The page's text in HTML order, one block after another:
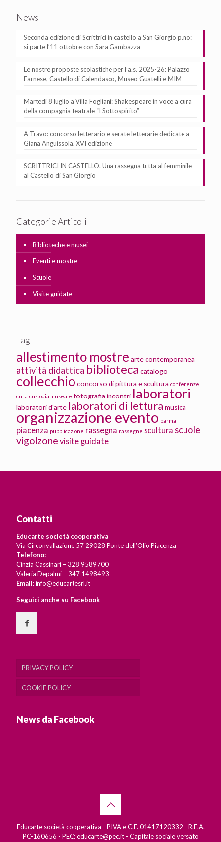
News
Seconda edizione di Scrittrici in castello a San Giorgio p.no:
si parte l’11 ottobre con Sara Gambazza
Le nostre proposte scolastiche per l’a.s. 2025-26: Palazzo
Farnese, Castello di Calendasco, Museo Guatelli e MIM
Martedì 8 luglio a Villa Fogliani: Shakespeare in voce a cura
della compagnia teatrale “I Sottospirito”
A Travo: concorso letterario e serate letterarie dedicate a
Giana Anguissola. XVI edizione
SCRITTRICI IN CASTELLO. Una rassegna tutta al femminile
al Castello di San Giorgio
Categorie Articoli
Biblioteche e musei
Eventi e mostre
Scuole
Visite guidate
Tag
allestimento mostre arte contemporanea
attività didattica biblioteca catalogo
collecchio concorso di pittura e scultura conferenze
cura custodia museale fotografia incontri laboratori
laboratori d'arte laboratori di lettura musica
organizzazione evento parma
piacenza pubblicazione rassegna rassegne scultura scuole
vigolzone visite guidate
Contatti
Educarte società cooperativa
Via Circonvallazione 57 29028 Ponte dell’Olio Piacenza
Telefono:
Cinzia Cassinari – 328 9589700
Valeria Depalmi – 347 1498493
Email:info@educartesrl.it
Seguici anche su Facebook
PRIVACY POLICY
COOKIE POLICY
News da Facebook
Educarte società cooperativa - P.IVA e C.F. 01417120332 - R.E.A.
PC-160656 - PEC: educarte@pec.it - Capitale sociale versato